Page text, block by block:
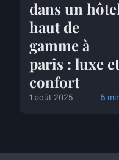
dans un
haut de
gamme à
paris : luxe et
confort
1 août 2025 5